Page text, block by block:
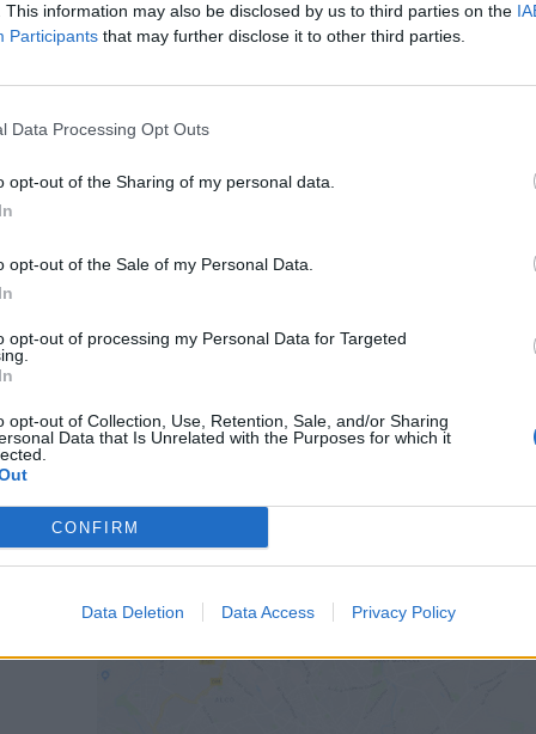
This information may also be disclosed by us to third parties on the
Participants that may further disclose it to other third parties.
Data Processing Opt Outs
opt-out of the Sharing of my personal data.
opt-out of the Sale of my Personal Data.
opt-out of processing my Personal Data for Targeted
opt-out of Collection, Use, Retention, Sale, and/or Sharing
Data that Is Unrelated with the Purposes for which it
CONFIRM
Data Deletion Data Access Privacy Policy
de cetteFête de la St Sixte, DJ et orchestres se
de la Mairie, pour assurer l'ambiance musicale et vous
se dérouleront principalement aux arènes municipales,
, abrivados
procession de la St Sixte et autres animations
de cettefête votive traditionnelle.
ou renouer avec les traditions du Languedoc !
sur le site officiel de la Commune